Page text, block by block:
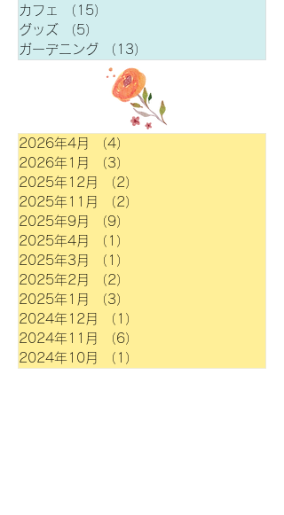
カフェ
（15）
グッズ
（5）
ガーデニング
（13）
2026年4月 （4）
2026年1月
（3）
2025年12月
（2）
2025年11月
（2）
2025年9月
（9）
2025年4月
（1）
2025年3月
（1）
2025年2月
（2）
2025年1月
（3）
2024年12月
（1）
2024年11月
（6）
2024年10月
（1）